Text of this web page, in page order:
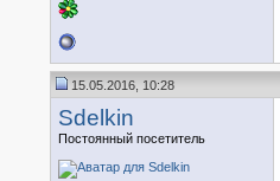
15.05.2016, 10:28
Sdelkin
Постоянный посетитель